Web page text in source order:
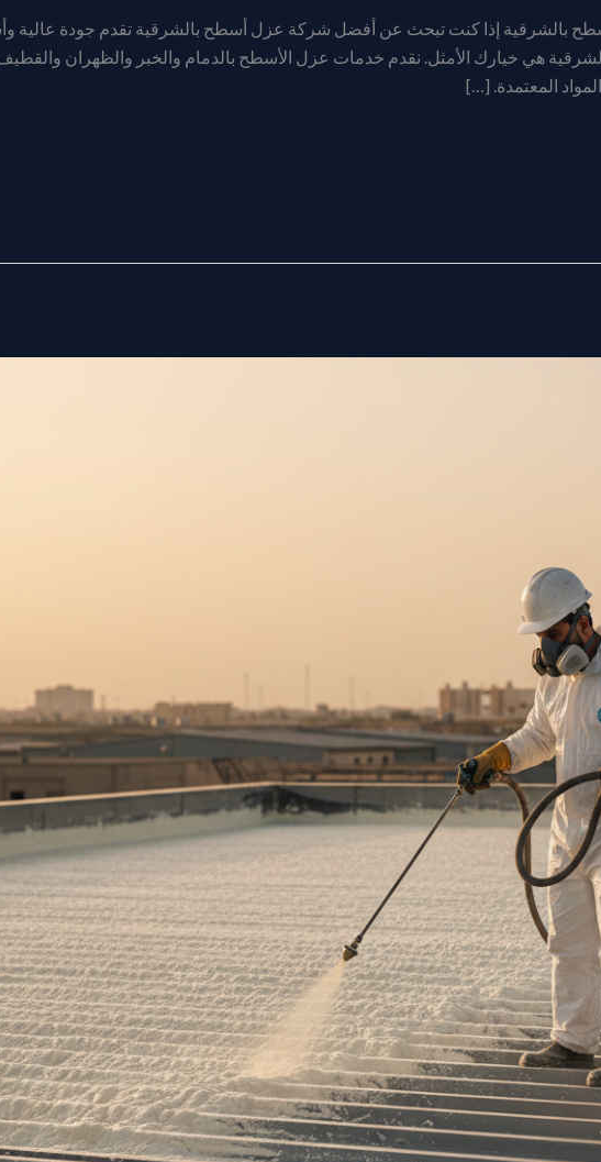
بالشرقية إذا كنت تبحث عن أفضل شركة عزل أسطح بالشرقية تقدم جودة عالية
هي خيارك الأمثل. نقدم خدمات عزل الأسطح بالدمام والخبر والظهران
المعتمدة. […]